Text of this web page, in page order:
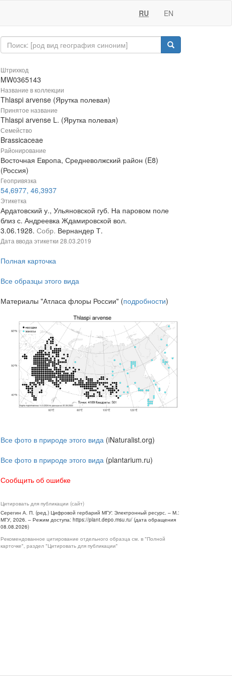
RU EN
Штрихкод
MW0365143
Название в коллекции
Thlaspi arvense (Ярутка полевая)
Принятое название
Thlaspi arvense L. (Ярутка полевая)
Семейство
Brassicaceae
Районирование
Восточная Европа, Средневолжский район (E8)
(Россия)
Геопривязка
54,6977, 46,3937
Этикетка
Ардатовский у., Ульяновской губ. На паровом поле
близ с. Андреевка Ждамировской вол.
3.06.1928. Собр. Вернандер Т.
Дата ввода этикетки 28.03.2019
Полная карточка
Все образцы этого вида
Материалы "Атласа флоры России" (подробности)
Все фото в природе этого вида (iNaturalist.org)
Все фото в природе этого вида (plantarium.ru)
Сообщить об ошибке
Цитировать для публикации (сайт)
Серегин А. П. (ред.) Цифровой гербарий МГУ: Электронный ресурс. – М.:
МГУ, 2026. – Режим доступа: https://plant.depo.msu.ru/ (дата обращения
08.08.2026)
Рекомендованное цитирование отдельного образца см. в "Полной
карточке", раздел "Цитировать для публикации"